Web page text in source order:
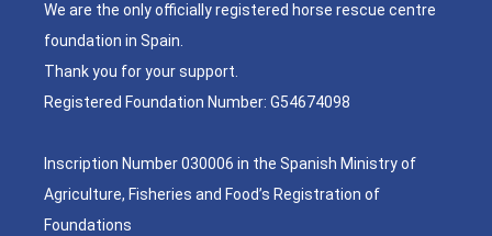
We are the only officially registered horse rescue centre
foundation in Spain.
Thank you for your support.
Registered Foundation Number: G54674098
Inscription Number 030006 in the Spanish Ministry of
Agriculture, Fisheries and Food’s Registration of
Foundations